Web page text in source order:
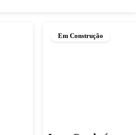
Em Construção